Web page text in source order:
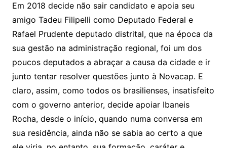
Em 2018 decide não sair candidato e apoia seu
amigo Tadeu Filipelli como Deputado Federal e
Rafael Prudente deputado distrital, que na época da
sua gestão na administração regional, foi um dos
poucos deputados a abraçar a causa da cidade e ir
junto tentar resolver questões junto à Novacap. E
claro, assim, como todos os brasilienses, insatisfeito
com o governo anterior, decide apoiar Ibaneis
Rocha, desde o início, quando numa conversa em
sua residência, ainda não se sabia ao certo a que